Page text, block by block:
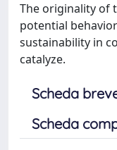
The originality of
potential
sustainability in
catalyze.
Scheda
Scheda